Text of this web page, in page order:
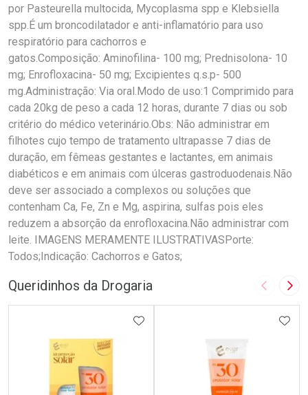
por Pasteurella multocida, Mycoplasma spp e Klebsiella
spp.É um broncodilatador e anti-inflamatório para uso
respiratório para cachorros e
gatos.Composição: Aminofilina- 100 mg; Prednisolona- 10
mg; Enrofloxacina- 50 mg; Excipientes q.s.p- 500
mg.Administração: Via oral.Modo de uso:1 Comprimido para
cada 20kg de peso a cada 12 horas, durante 7 dias ou sob
critério do médico veterinário.Obs: Não administrar em
filhotes cujo tempo de tratamento ultrapasse 7 dias de
duração, em fêmeas gestantes e lactantes, em animais
diabéticos e em animais com úlceras gastroduodenais.Não
deve ser associado a complexos ou soluções que
contenham Ca, Fe, Zn e Mg, aspirina, sulfas pois eles
reduzem a absorção da enrofloxacina.Não administrar com
leite. IMAGENS MERAMENTE ILUSTRATIVASPorte:
Todos;Indicação: Cachorros e Gatos;
Queridinhos da Drogaria Imagem
ADICIONAR AOS FAVORITOS